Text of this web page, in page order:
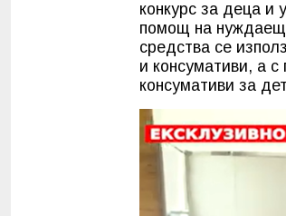
конкурс за деца и
помощ на
средства се
и консумативи, а
консумативи за